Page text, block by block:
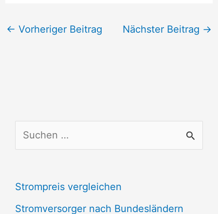
← Vorheriger Beitrag Nächster Beitrag →
u
h
e
Strompreis vergleichen
Stromversorger nach Bundesländern